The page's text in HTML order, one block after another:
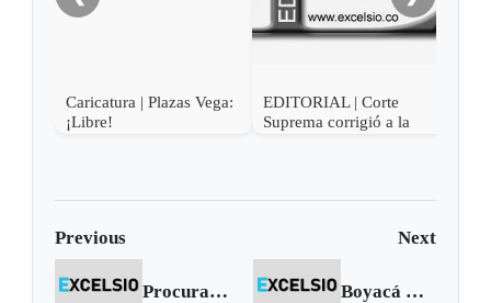
Caricatura | Plazas Vega:
¡Libre!
EDITORIAL | Corte
Suprema corrigió a la
Previous Next
Procuraduría formula observaciones a proceso de venta de electrificadoras Boyacá Chicó: el fin de la ilusión